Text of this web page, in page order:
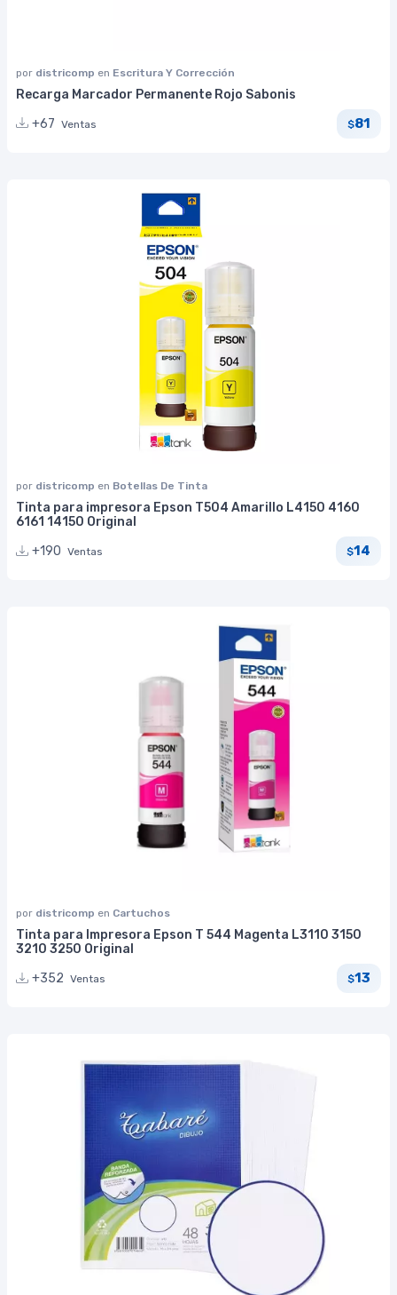
por districomp en Escritura Y Corrección
Recarga Marcador Permanente Rojo Sabonis
+67 Ventas $81
por districomp en Botellas De Tinta
Tinta para impresora Epson T504 Amarillo L4150 4160
6161 14150 Original
+190 Ventas $14
por districomp en Cartuchos
Tinta para Impresora Epson T 544 Magenta L3110 3150
3210 3250 Original
+352 Ventas $13